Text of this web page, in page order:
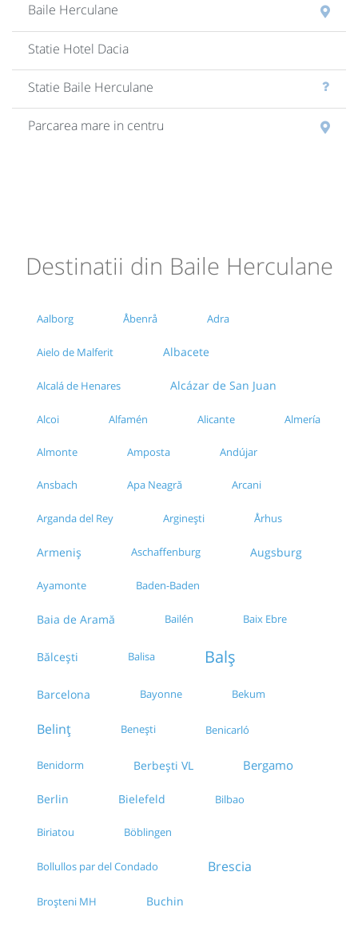
Baile Herculane
Statie Hotel Dacia
Statie Baile Herculane
Parcarea mare in centru
Destinatii din Baile Herculane
Aalborg Åbenrå Adra
Aielo de Malferit Albacete
Alcalá de Henares Alcázar de San Juan
Alcoi Alfamén Alicante Almería
Almonte Amposta Andújar
Ansbach Apa Neagră Arcani
Arganda del Rey Arginești Århus
Armeniș Aschaffenburg Augsburg
Ayamonte Baden-Baden
Baia de Aramă Bailén Baix Ebre
Bălcești Balisa Balș
Barcelona Bayonne Bekum
Belinț Benești Benicarló
Benidorm Berbești VL Bergamo
Berlin Bielefeld Bilbao
Biriatou Böblingen
Bollullos par del Condado Brescia
Broșteni MH Buchin